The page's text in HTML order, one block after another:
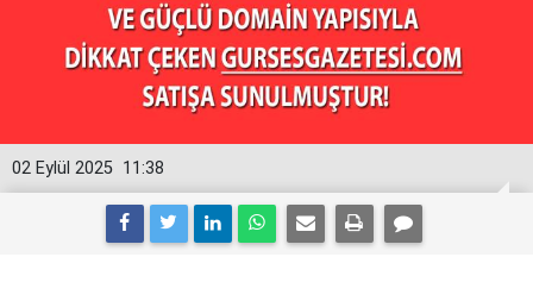
11:38
02 Eylül 2025